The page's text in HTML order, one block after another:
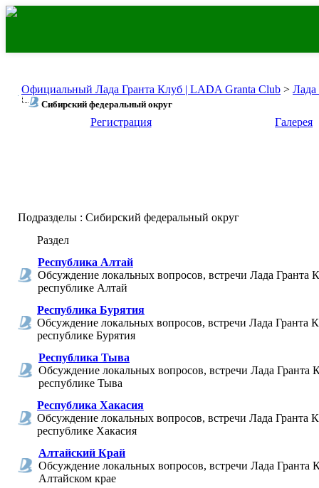
Официальный Лада Гранта Клуб | LADA Granta Club > Лада
Сибирский федеральный округ
Регистрация Галерея
Подразделы : Сибирский федеральный округ
Раздел
Республика Алтай
Обсуждение локальных вопросов, встречи Лада Гранта
республике Алтай
Республика Бурятия
Обсуждение локальных вопросов, встречи Лада Гранта
республике Бурятия
Республика Тыва
Обсуждение локальных вопросов, встречи Лада Гранта
республике Тыва
Республика Хакасия
Обсуждение локальных вопросов, встречи Лада Гранта
республике Хакасия
Алтайский Край
Обсуждение локальных вопросов, встречи Лада Гранта
Алтайском крае